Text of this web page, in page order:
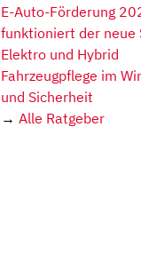
E-Auto-Förderung
funktioniert der neue
Elektro und Hybrid
Fahrzeugpflege im
und Sicherheit
→ Alle Ratgeber